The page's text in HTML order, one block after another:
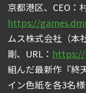
京都港区、CEO：
https://
ムス株式会社（本
剛、URL：
組んだ最新作『終
イン色紙を各3名